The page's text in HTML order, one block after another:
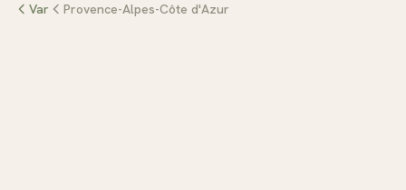
Var Provence-Alpes-Côte d'Azur